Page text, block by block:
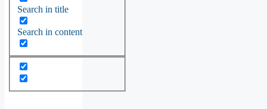
Search in title
Search in content